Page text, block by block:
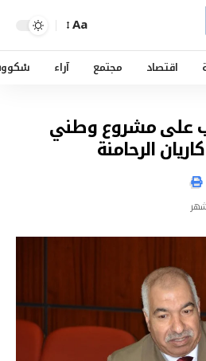
Aa
اقتصاد مجتمع آراء
على مشروع وطني
الرحامنة